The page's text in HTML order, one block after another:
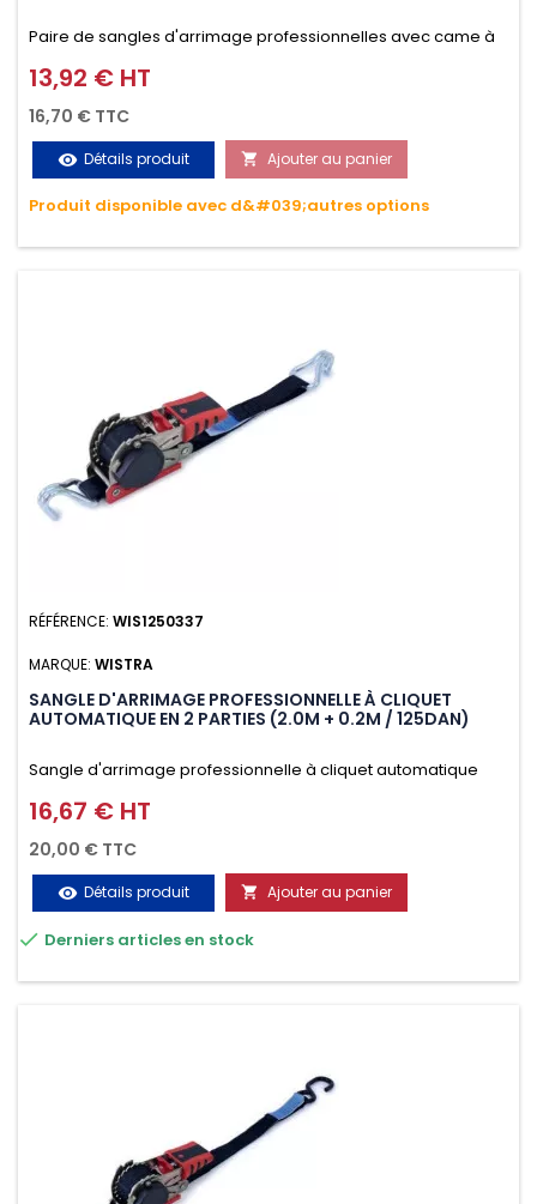
Paire de sangles d'arrimage professionnelles avec came à
griffes (3M ou 5M / 350daN), simple et rapide d'utilisation.
Permet d'arrimer et de sécuriser vos chargements pendant
le transport. Matière polyester très résistante aux UV et aux
variations de températures, n'absorbe pas l'eau.
Prix
13,92 € HT
16,70 € TTC
visibility Détails produit  Ajouter au panier
Produit disponible avec d&#039;autres options
RÉFÉRENCE: WIS1250337
MARQUE: WISTRA
SANGLE D'ARRIMAGE PROFESSIONNELLE À CLIQUET
AUTOMATIQUE EN 2 PARTIES (2.0M + 0.2M / 125DAN)
Sangle d'arrimage professionnelle à cliquet automatique
avec crochet deux doigts soudés en J en 2 parties (2.0M +
0.2M / 125daN), simple et rapide d'utilisation. Permet
d'arrimer et de sécuriser vos chargements pendant le
transport. Matière polyester très résistante aux UV et aux
variations de températures, n'absorbe pas l'eau.
Prix
16,67 € HT
20,00 € TTC
visibility Détails produit  Ajouter au panier
 Derniers articles en stock